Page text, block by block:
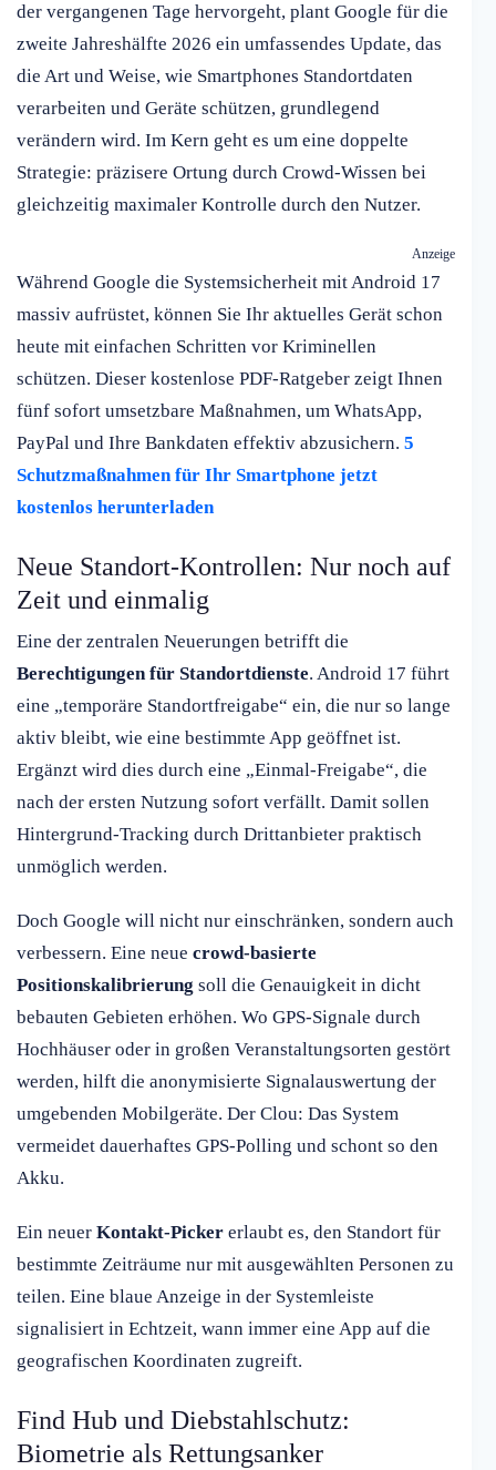
der vergangenen Tage hervorgeht, plant Google für die
zweite Jahreshälfte 2026 ein umfassendes Update, das
die Art und Weise, wie Smartphones Standortdaten
verarbeiten und Geräte schützen, grundlegend
verändern wird. Im Kern geht es um eine doppelte
Strategie: präzisere Ortung durch Crowd-Wissen bei
gleichzeitig maximaler Kontrolle durch den Nutzer.
Anzeige
Während Google die Systemsicherheit mit Android 17
massiv aufrüstet, können Sie Ihr aktuelles Gerät schon
heute mit einfachen Schritten vor Kriminellen
schützen. Dieser kostenlose PDF-Ratgeber zeigt Ihnen
fünf sofort umsetzbare Maßnahmen, um WhatsApp,
PayPal und Ihre Bankdaten effektiv abzusichern. 5
Schutzmaßnahmen für Ihr Smartphone jetzt
kostenlos herunterladen
Neue Standort-Kontrollen: Nur noch auf
Zeit und einmalig
Eine der zentralen Neuerungen betrifft die
Berechtigungen für Standortdienste. Android 17 führt
eine „temporäre Standortfreigabe“ ein, die nur so lange
aktiv bleibt, wie eine bestimmte App geöffnet ist.
Ergänzt wird dies durch eine „Einmal-Freigabe“, die
nach der ersten Nutzung sofort verfällt. Damit sollen
Hintergrund-Tracking durch Drittanbieter praktisch
unmöglich werden.
Doch Google will nicht nur einschränken, sondern auch
verbessern. Eine neue crowd-basierte
Positionskalibrierung soll die Genauigkeit in dicht
bebauten Gebieten erhöhen. Wo GPS-Signale durch
Hochhäuser oder in großen Veranstaltungsorten gestört
werden, hilft die anonymisierte Signalauswertung der
umgebenden Mobilgeräte. Der Clou: Das System
vermeidet dauerhaftes GPS-Polling und schont so den
Akku.
Ein neuer Kontakt-Picker erlaubt es, den Standort für
bestimmte Zeiträume nur mit ausgewählten Personen zu
teilen. Eine blaue Anzeige in der Systemleiste
signalisiert in Echtzeit, wann immer eine App auf die
geografischen Koordinaten zugreift.
Find Hub und Diebstahlschutz:
Biometrie als Rettungsanker